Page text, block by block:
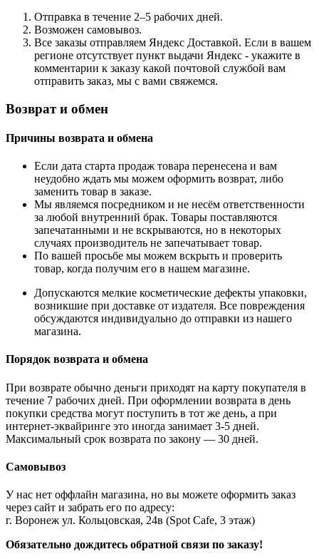
Отправка в течение 2–5 рабочих дней.
Возможен самовывоз.
Все заказы отправляем Яндекс Доставкой. Если в вашем
регионе отсутствует пункт выдачи Яндекс - укажите в
комментарии к заказу какой почтовой службой вам
отправить заказ, мы с вами свяжемся.
Возврат и обмен
Причины возврата и обмена
Если дата старта продаж товара перенесена и вам
неудобно ждать мы можем оформить возврат, либо
заменить товар в заказе.
Мы являемся посредником и не несём ответственности
за любой внутренний брак. Товары поставляются
запечатанными и не вскрываются, но в некоторых
случаях производитель не запечатывает товар.
По вашей просьбе мы можем вскрыть и проверить
товар, когда получим его в нашем магазине.
Допускаются мелкие косметические дефекты упаковки,
возникшие при доставке от издателя. Все повреждения
обсуждаются индивидуально до отправки из нашего
магазина.
Порядок возврата и обмена
При возврате обычно деньги приходят на карту покупателя в
течение 7 рабочих дней. При оформлении возврата в день
покупки средства могут поступить в тот же день, а при
интернет-эквайринге это иногда занимает 3-5 дней.
Максимальный срок возврата по закону — 30 дней.
Самовывоз
У нас нет оффлайн магазина, но вы можете оформить заказ
через сайт и забрать его по адресу:
г. Воронеж ул. Кольцовская, 24в (Spot Cafe, 3 этаж)
Обязательно дождитесь обратной связи по заказу!